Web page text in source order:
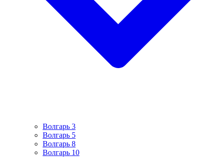
Волгарь 3
Волгарь 5
Волгарь 8
Волгарь 10